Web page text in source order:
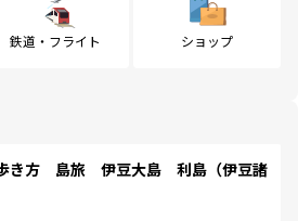
鉄道・フライト ショップ
き方 島旅 伊豆大島 利島（伊豆諸